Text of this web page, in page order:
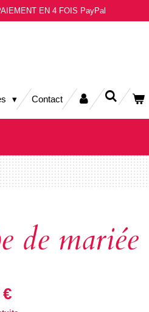
EN 4 FOIS PayPal
Contact
de mariée
€